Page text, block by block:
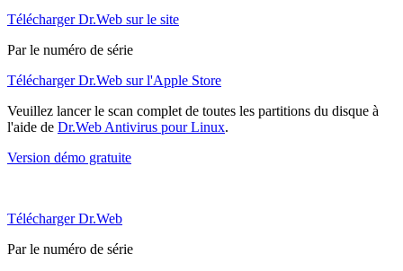
Télécharger Dr.Web sur le site
Par le numéro de série
Télécharger Dr.Web sur l'Apple Store
Veuillez lancer le scan complet de toutes les partitions du disque à
l'aide de Dr.Web Antivirus pour Linux.
Version démo gratuite
Télécharger Dr.Web
Par le numéro de série